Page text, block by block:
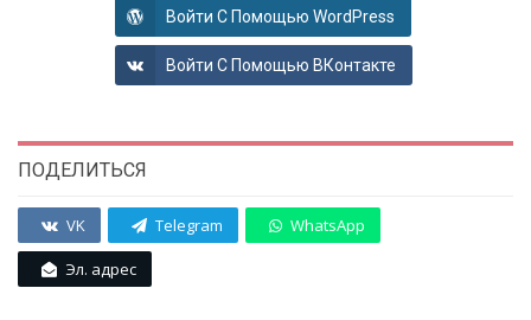
Войти С Помощью WordPress
Войти С Помощью ВКонтакте
ПОДЕЛИТЬСЯ
VK Telegram WhatsApp
Эл. адрес